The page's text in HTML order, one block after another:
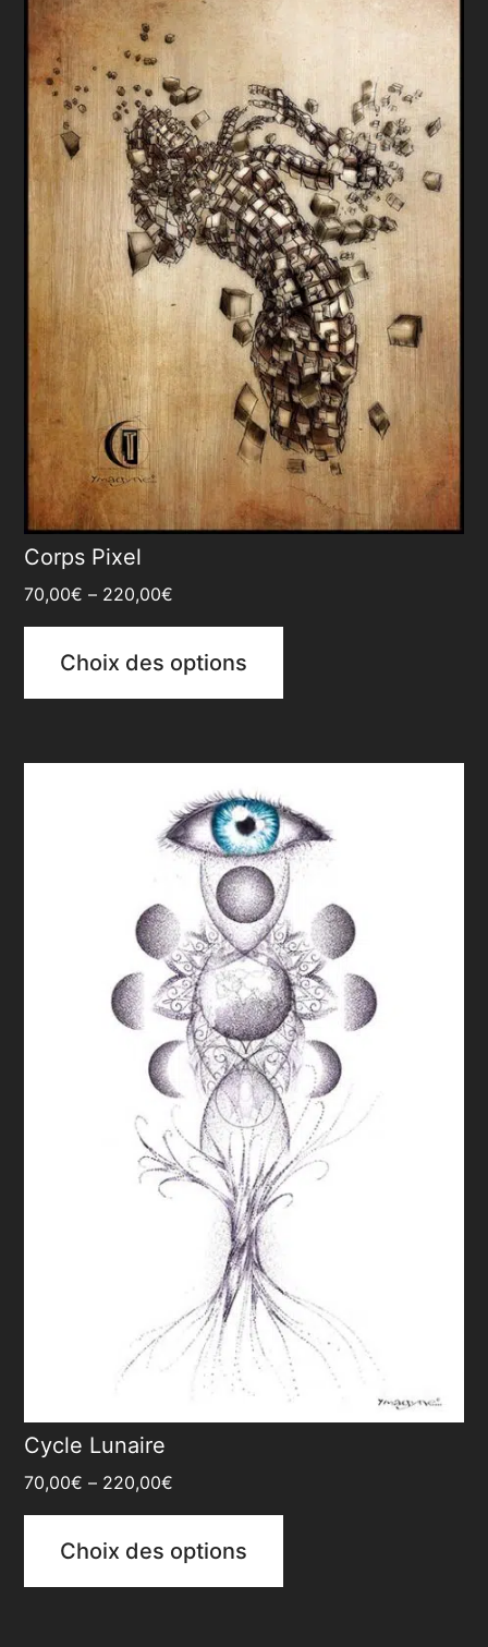
Corps Pixel
70,00€ – 220,00€
Choix des options
Cycle Lunaire
70,00€ – 220,00€
Choix des options